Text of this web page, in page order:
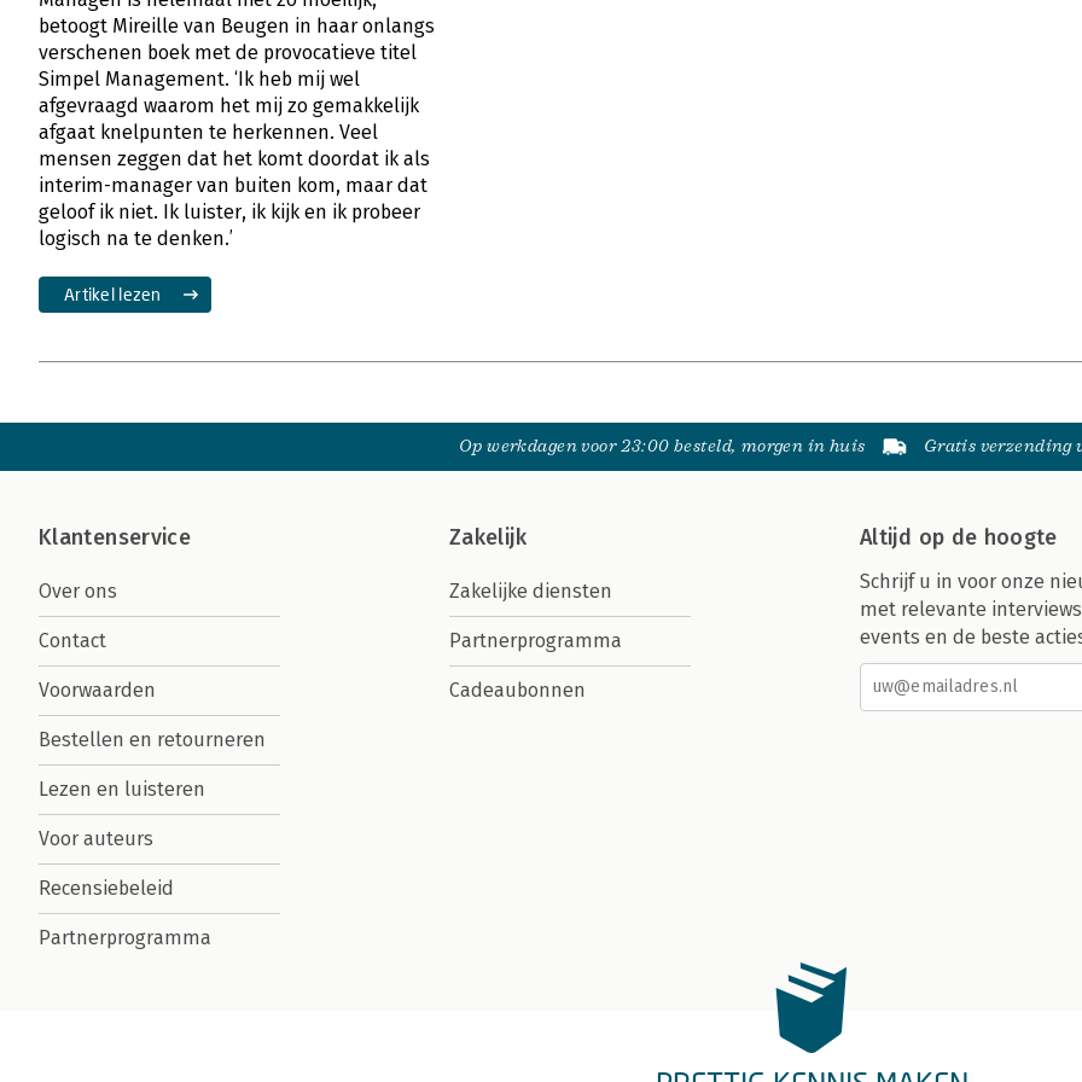
betoogt Mireille van Beugen in haar onlangs
verschenen boek met de provocatieve titel
Simpel Management. ‘Ik heb mij wel
afgevraagd waarom het mij zo gemakkelijk
afgaat knelpunten te herkennen. Veel
mensen zeggen dat het komt doordat ik als
interim-manager van buiten kom, maar dat
geloof ik niet. Ik luister, ik kijk en ik probeer
logisch na te denken.’
Artikel lezen
Op werkdagen voor 23:00 besteld, morgen in huis Gratis verzending
Klantenservice
Over ons
Contact
Voorwaarden
Bestellen en retourneren
Lezen en luisteren
Voor auteurs
Recensiebeleid
Partnerprogramma
Zakelijk
Zakelijke diensten
Partnerprogramma
Cadeaubonnen
Altijd op de hoogte
Schrijf u in voor onze
met relevante
events en de beste